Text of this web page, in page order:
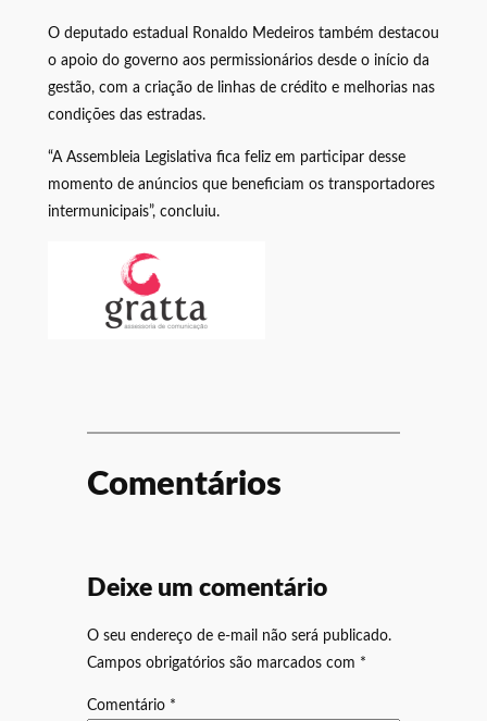
O deputado estadual Ronaldo Medeiros também destacou
o apoio do governo aos permissionários desde o início da
gestão, com a criação de linhas de crédito e melhorias nas
condições das estradas.
“A Assembleia Legislativa fica feliz em participar desse
momento de anúncios que beneficiam os transportadores
intermunicipais”, concluiu.
Comentários
Deixe um comentário
O seu endereço de e-mail não será publicado.
Campos obrigatórios são marcados com *
Comentário *